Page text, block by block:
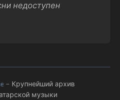
недоступен
— Крупнейший архив
музыки